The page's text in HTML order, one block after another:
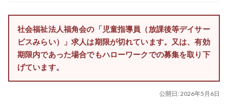
社会福祉法人福角会の「児童指導員（放課後等デイサー
ビスみらい）」求人は期限が切れています。又は、有効
期限内であった場合でもハローワークでの募集を取り下
げています。
公開日: 2026年5月6日